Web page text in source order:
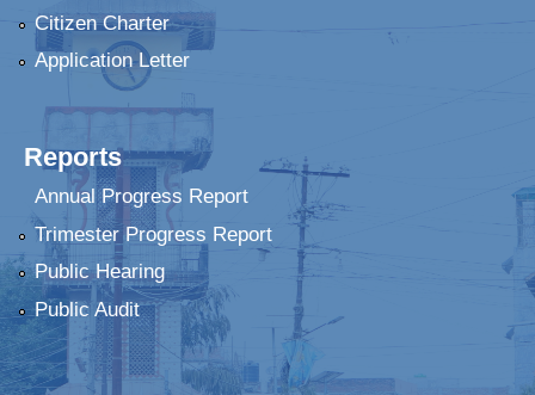
Citizen Charter
Application Letter
Reports
Annual Progress Report
Trimester Progress Report
Public Hearing
Public Audit